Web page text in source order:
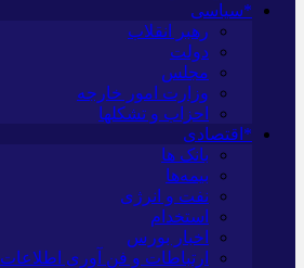
*سیاسی
رهبر انقلاب
دولت
مجلس
وزارت امور خارجه
احزاب و تشکلها
*اقتصادی
بانک ها
بیمه‌ها
نفت و انرژی
استخدام
اخبار بورس
ارتباطات و فن آوری اطلاعات